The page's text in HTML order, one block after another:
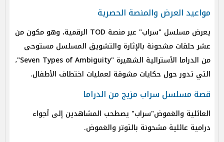
مواعيد العرض والمنصة الحصرية
يعرض مسلسل "سراب" عبر منصة TOD الرقمية، وهو مكون من
عشر حلقات مشحونة بالإثارة والتشويق المسلسل مستوحى
من الدراما الأسترالية الشهيرة "Seven Types of Ambiguity"،
التي تدور حول حكايات مشوقة لعمليات اختطاف الأطفال.
قصة مسلسل سراب مزيج من الدراما
العائلية والغموض"سراب" يصطحب المشاهدين إلى أجواء
درامية عائلية مشحونة بالتوتر والغموض.